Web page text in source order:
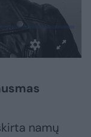
namų